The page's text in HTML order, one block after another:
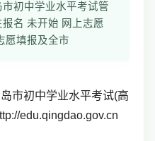
初中学业水平考试管
名 未开始 网上志愿
愿填报及全市
市初中学业水平考试(高
edu.qingdao.gov.cn